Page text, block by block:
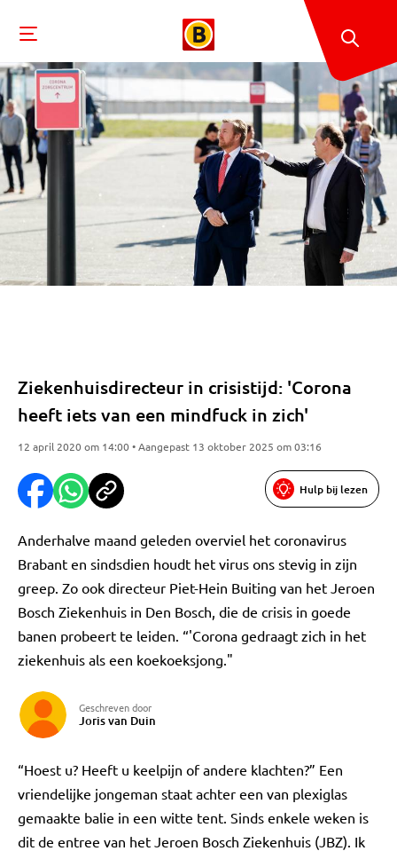
Ziekenhuisdirecteur in crisistijd: 'Corona
heeft iets van een mindfuck in zich'
12 april 2020 om 14:00 • Aangepast 13 oktober 2025 om 03:16
Hulp bij lezen
Anderhalve maand geleden overviel het coronavirus
Brabant en sindsdien houdt het virus ons stevig in zijn
greep. Zo ook directeur Piet-Hein Buiting van het Jeroen
Bosch Ziekenhuis in Den Bosch, die de crisis in goede
banen probeert te leiden. “'Corona gedraagt zich in het
ziekenhuis als een koekoeksjong."
Geschreven door
Joris van Duin
“Hoest u? Heeft u keelpijn of andere klachten?” Een
vriendelijke jongeman staat achter een van plexiglas
gemaakte balie in een witte tent. Sinds enkele weken is
dit de entree van het Jeroen Bosch Ziekenhuis (JBZ). Ik